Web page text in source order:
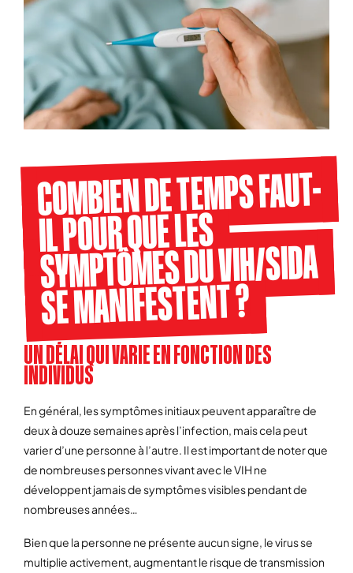
COMBIEN DE TEMPS FAUT-
IL POUR QUE LES
SYMPTÔMES DU VIH/SIDA
SE MANIFESTENT ?
UN DÉLAI QUI VARIE EN FONCTION DES
INDIVIDUS
En général, les symptômes initiaux peuvent apparaître de
deux à douze semaines après l’infection, mais cela peut
varier d’une personne à l’autre. Il est important de noter que
de nombreuses personnes vivant avec le VIH ne
développent jamais de symptômes visibles pendant de
nombreuses années…
Bien que la personne ne présente aucun signe, le virus se
multiplie activement, augmentant le risque de transmission